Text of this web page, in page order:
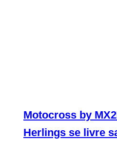
Motocross by
Herlings se livre